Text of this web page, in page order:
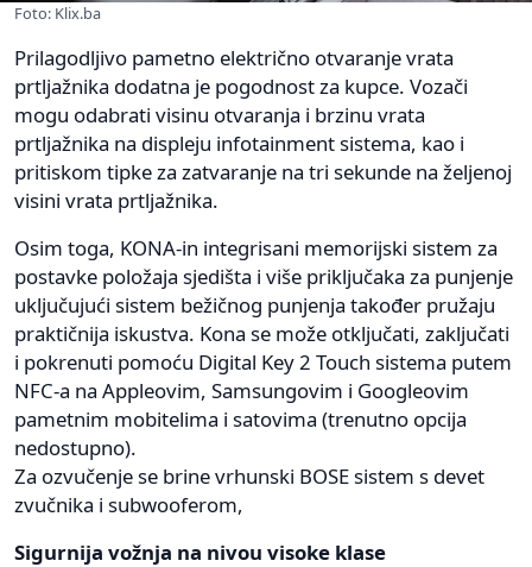
Foto: Klix.ba
Prilagodljivo pametno električno otvaranje vrata
prtljažnika dodatna je pogodnost za kupce. Vozači
mogu odabrati visinu otvaranja i brzinu vrata
prtljažnika na displeju infotainment sistema, kao i
pritiskom tipke za zatvaranje na tri sekunde na željenoj
visini vrata prtljažnika.
Osim toga, KONA-in integrisani memorijski sistem za
postavke položaja sjedišta i više priključaka za punjenje
uključujući sistem bežičnog punjenja također pružaju
praktičnija iskustva. Kona se može otključati, zaključati
i pokrenuti pomoću Digital Key 2 Touch sistema putem
NFC-a na Appleovim, Samsungovim i Googleovim
pametnim mobitelima i satovima (trenutno opcija
nedostupno).
Za ozvučenje se brine vrhunski BOSE sistem s devet
zvučnika i subwooferom,
Sigurnija vožnja na nivou visoke klase